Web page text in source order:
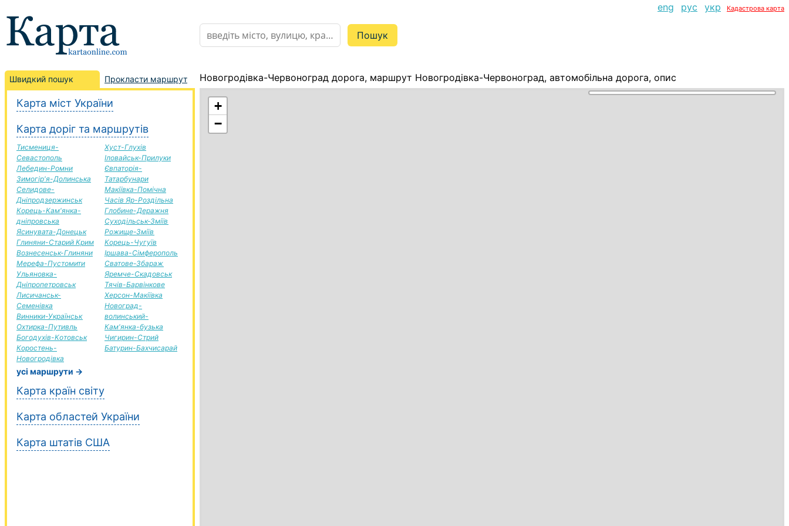
eng рус укр Кадастрова карта
Швидкий пошук Прокласти маршрут
Карта міст України
Карта доріг та маршрутів
Тисмениця-
Севастополь
Лебедин-Ромни
Зимогір'я-Долинська
Селидове-
Дніпродзержинськ
Корець-Кам'янка-
дніпровська
Ясинувата-Донецьк
Глиняни-Старий Крим
Вознесенськ-Глиняни
Мерефа-Пустомити
Ульяновка-
Дніпропетровськ
Лисичанськ-
Семенівка
Винники-Українськ
Охтирка-Путивль
Богодухів-Котовськ
Коростень-
Новогродівка
Хуст-Глухів
Іловайськ-Прилуки
Євпаторія-
Татарбунари
Макіївка-Помічна
Часів Яр-Роздільна
Глобине-Деражня
Суходільськ-Зміїв
Рожище-Зміїв
Корець-Чугуїв
Іршава-Сімферополь
Сватове-Збараж
Яремче-Скадовськ
Тячів-Барвінкове
Херсон-Макіївка
Новоград-
волинський-
Кам'янка-бузька
Чигирин-Стрий
Батурин-Бахчисарай
усі маршрути →
Карта країн світу
Карта областей України
Карта штатів США
Новогродівка-Червоноград дорога, маршрут Новогродівка-Червоноград, автомобільна дорога, опис
+
−